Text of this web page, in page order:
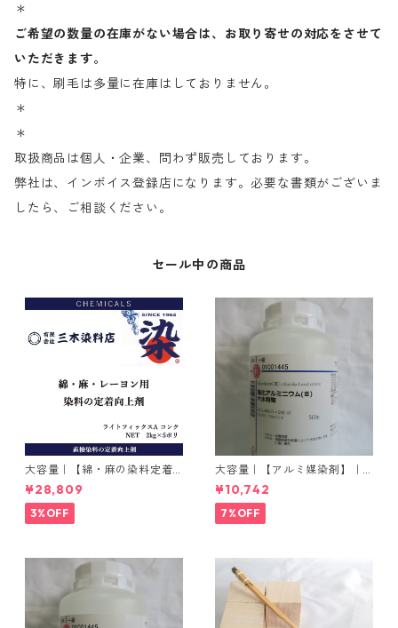
＊
ご希望の数量の在庫がない場合は、お取り寄せの対応をさせて
いただきます。
特に、刷毛は多量に在庫はしておりません。
＊
＊
取扱商品は個人・企業、問わず販売しております。
弊社は、インボイス登録店になります。必要な書類がございま
したら、ご相談ください。
セール中の商品
大容量｜【綿・麻の染料定着
向上剤】｜2kg×5本｜ライト
フィックスAコンク
¥28,809
3%OFF
大容量｜【アルミ媒染剤】｜5
00g−3本入り｜塩化アルミニ
ウム
¥10,742
7%OFF